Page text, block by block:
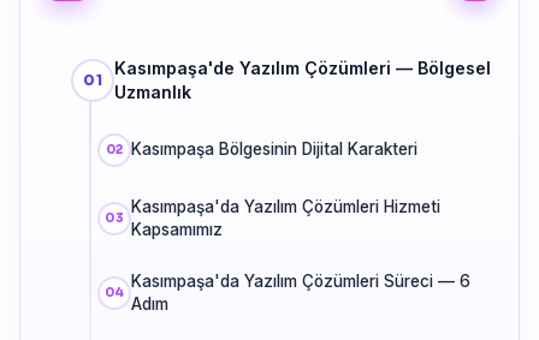
Kasımpaşa'de Yazılım Çözümleri — Bölgesel
Uzmanlık
Kasımpaşa Bölgesinin Dijital Karakteri
Kasımpaşa'da Yazılım Çözümleri Hizmeti
Kapsamımız
Kasımpaşa'da Yazılım Çözümleri Süreci — 6
Adım